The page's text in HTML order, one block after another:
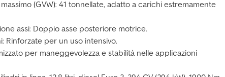
(GVW): 41 tonnellate, adatto a carichi estremamente
assi: Doppio asse posteriore motrice.
Rinforzate per un uso intensivo.
per maneggevolezza e stabilità nelle applicazioni